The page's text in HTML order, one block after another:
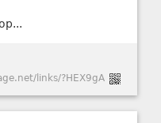
links/?HEX9gA